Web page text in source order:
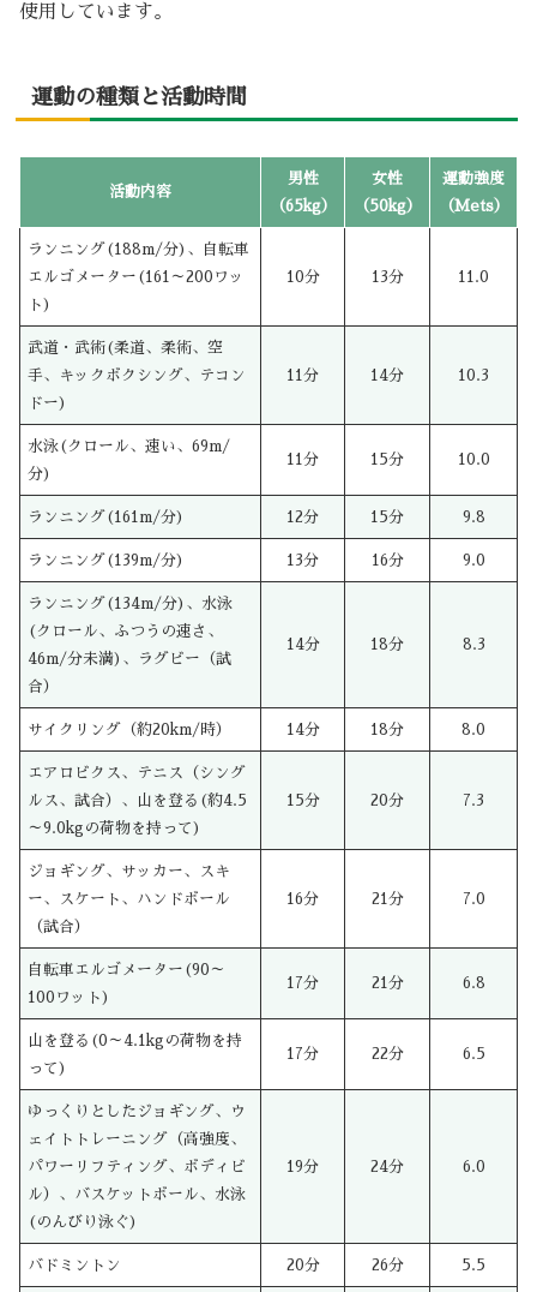
使用しています。
運動の種類と活動時間
活動内容
男性
（65kg）
女性
（50kg）
運動強度
（Mets）
ランニング(188m/分)、自転車
エルゴメーター(161～200ワッ
ト)
10分 13分 11.0
武道・武術(柔道、柔術、空
手、キックボクシング、テコン
ドー)
11分 14分 10.3
水泳(クロール、速い、69m/
分)
11分 15分 10.0
ランニング(161m/分) 12分 15分 9.8
ランニング(139m/分) 13分 16分 9.0
ランニング(134m/分)、水泳
(クロール、ふつうの速さ、
46m/分未満)、ラグビー（試
合）
14分 18分 8.3
サイクリング（約20km/時） 14分 18分 8.0
エアロビクス、テニス（シング
ルス、試合）、山を登る(約4.5
～9.0kgの荷物を持って)
15分 20分 7.3
ジョギング、サッカー、スキ
ー、スケート、ハンドボール
（試合）
16分 21分 7.0
自転車エルゴメーター(90～
100ワット)
17分 21分 6.8
山を登る(0～4.1kgの荷物を持
って)
17分 22分 6.5
ゆっくりとしたジョギング、ウ
ェイトトレーニング（高強度、
パワーリフティング、ボディビ
ル）、バスケットボール、水泳
(のんびり泳ぐ)
19分 24分 6.0
バドミントン 20分 26分 5.5